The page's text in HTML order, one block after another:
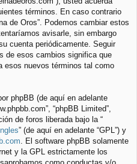
e
términos. En caso contrario
de Oros”. Podemos cambiar estos
avisarle, sin embargo
cuenta periódicamente. Seguir
de esos cambios significa que
esos nuevos términos tal como
phpBB (de aquí en adelante
“phpBB Limited”,
de foros liberada bajo la “
” (de aquí en adelante “GPL”) y
. El software phpBB solamente
y la GPL estrictamente los
como conductas y/o